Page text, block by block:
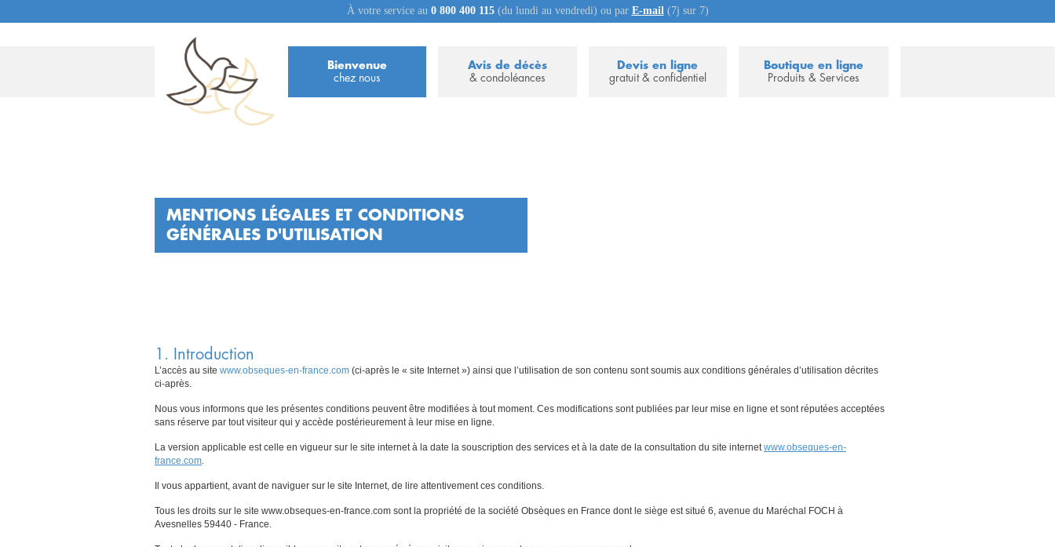
À votre service au 0 800 400 115(du lundi au vendredi) ou par E-mail(7j sur 7)
Bienvenue
chez nous
Avis de décès
& condoléances
Devis en ligne
gratuit & confidentiel
Boutique en ligne
Produits & Services
MENTIONS LÉGALES ET CONDITIONS
GÉNÉRALES D'UTILISATION
1. Introduction
L’accès au site www.obseques-en-france.com (ci-après le « site Internet ») ainsi que l’utilisation de son contenu sont soumis aux conditions générales d’utilisation décrites
ci-après.
Nous vous informons que les présentes conditions peuvent être modifiées à tout moment. Ces modifications sont publiées par leur mise en ligne et sont réputées acceptées
sans réserve par tout visiteur qui y accède postérieurement à leur mise en ligne.
La version applicable est celle en vigueur sur le site internet à la date la souscription des services et à la date de la consultation du site internet www.obseques-en-
france.com.
Il vous appartient, avant de naviguer sur le site Internet, de lire attentivement ces conditions.
Tous les droits sur le site www.obseques-en-france.com sont la propriété de la société Obsèques en France dont le siège est situé 6, avenue du Maréchal FOCH à
Avesnelles 59440 - France.